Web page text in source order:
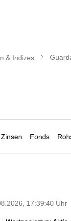
& Indizes
Fonds
17:39:40 Uhr